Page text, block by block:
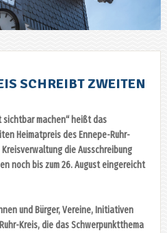
SCHREIBT ZWEITEN
sichtbar machen“ heißt das
Heimatpreis des Ennepe-Ruhr-
die Ausschreibung
noch bis zum 26. August eingereicht
und Bürger, Vereine, Initiativen
Kreis, die das Schwerpunktthema